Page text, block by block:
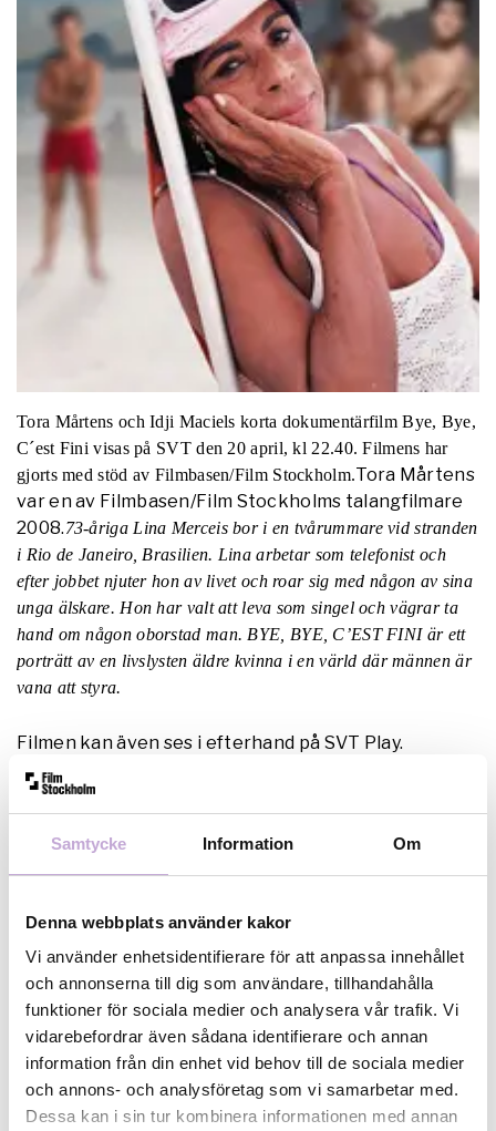
Samtycke Information Om
Denna webbplats använder kakor
Vi använder enhetsidentifierare för att anpassa innehållet
och annonserna till dig som användare, tillhandahålla
funktioner för sociala medier och analysera vår trafik. Vi
vidarebefordrar även sådana identifierare och annan
information från din enhet vid behov till de sociala medier
och annons- och analysföretag som vi samarbetar med.
Dessa kan i sin tur kombinera informationen med annan
Tora Mårtens och Idji Maciels korta dokumentärfilm Bye, Bye,
C´est Fini visas på SVT den 20 april, kl 22.40. Filmens har
gjorts med stöd av Filmbasen/Film Stockholm.Tora Mårtens
var en av Filmbasen/Film Stockholms talangfilmare
2008.73-åriga Lina Merceis bor i en tvårummare vid stranden
i Rio de Janeiro, Brasilien. Lina arbetar som telefonist och
efter jobbet njuter hon av livet och roar sig med någon av sina
unga älskare. Hon har valt att leva som singel och vägrar ta
hand om någon oborstad man. BYE, BYE, C’EST FINI är ett
porträtt av en livslysten äldre kvinna i en värld där männen är
vana att styra.
Filmen kan även ses i efterhand på SVT Play.
Regi: Tora Mårtens
Foto: Niklas Nyberg & Tora Mårtens
Intervju & ljud: Idji Maciel
Musik: Andreas Unge
Coach: Mia Engberg
Ljudläggning: Martin Jonsson
Ljudmix: Mario Adamsson & Peter Adolfsson
Grading: Nils Fridén
Design: The Apartment
Producent: Tora Mårtens/Neo Publishing AB